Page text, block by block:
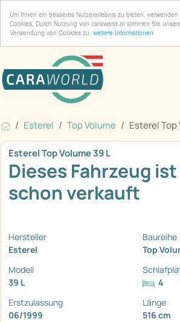
Um Ihnen ein besseres Nutzererlebnis zu bieten, verwenden
Cookies. Durch Nutzung von caraworld.at stimmen Sie
Verwendung von Cookies zu. weitere Informationen
Esterel Top Volume Esterel Top
Esterel Top Volume 39 L
Dieses Fahrzeug
schon verkauft
Hersteller
Esterel
Baureihe
Top
Modell
39 L
4
Erstzulassung
06/1999
Länge
516 cm